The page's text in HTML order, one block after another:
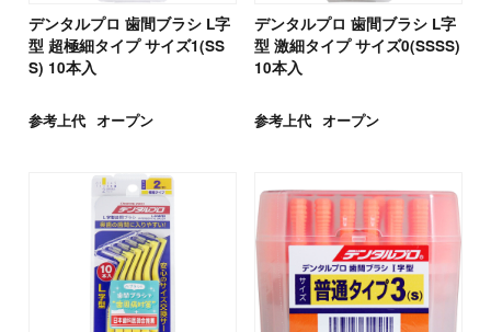
デンタルプロ 歯間ブラシ L字
型 超極細タイプ サイズ1(SS
S) 10本入
参考上代 オープン
デンタルプロ 歯間ブラシ L字
型 激細タイプ サイズ0(SSSS)
10本入
参考上代 オープン